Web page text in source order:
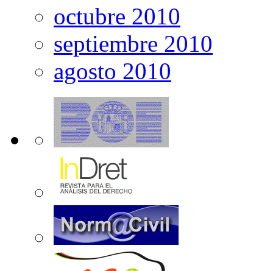
octubre 2010
septiembre 2010
agosto 2010